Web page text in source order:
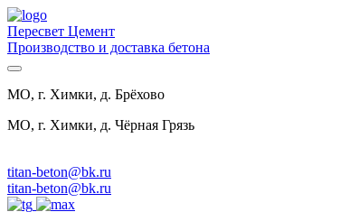
Пересвет Цемент
Производство и доставка бетона
МО, г. Химки, д. Брёхово
МО, г. Химки, д. Чёрная Грязь
titan-beton@bk.ru
titan-beton@bk.ru